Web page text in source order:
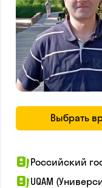
Выбрать
Российский
UQAM